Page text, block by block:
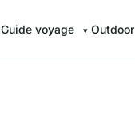
Guide voyage Outdoor